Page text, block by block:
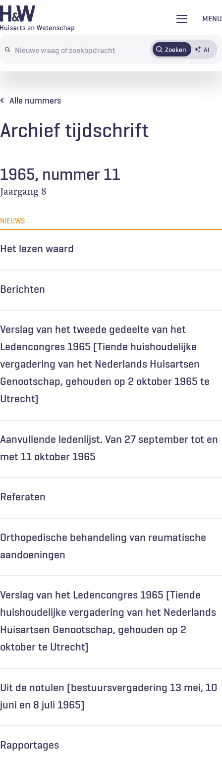
Overslaan
en
de
MENU
Search
terms
Zoeken AI
AbonnerenTijdschrift Inloggen
Alle nummers
Archief tijdschrift
1965, nummer 11
Jaargang 8
NIEUWS
Het lezen waard
Berichten
Verslag van het tweede gedeelte van het
Ledencongres 1965 [Tiende huishoudelijke
vergadering van het Nederlands Huisartsen
Genootschap, gehouden op 2 oktober 1965 te
Utrecht]
Aanvullende ledenlijst. Van 27 september tot en
met 11 oktober 1965
Referaten
Orthopedische behandeling van reumatische
aandoeningen
Verslag van het Ledencongres 1965 [Tiende
huishoudelijke vergadering van het Nederlands
Huisartsen Genootschap, gehouden op 2
oktober te Utrecht]
Uit de notulen [bestuursvergadering 13 mei, 10
juni en 8 juli 1965]
Rapportages